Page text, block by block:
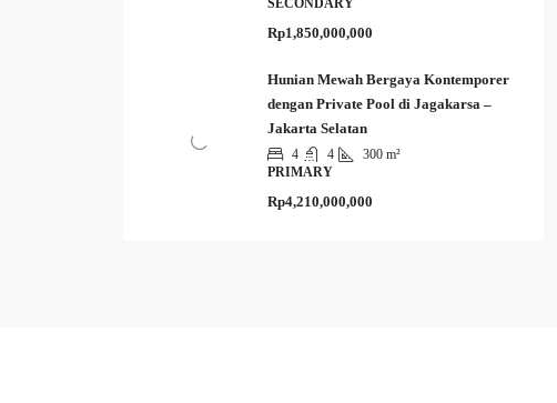
Rp1,850,000,000
Hunian Mewah Bergaya Kontemporer
dengan Private Pool di Jagakarsa –
Jakarta Selatan
4 4
300 m²
PRIMARY
Rp4,210,000,000